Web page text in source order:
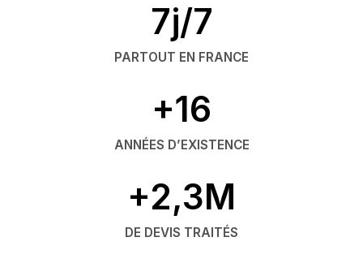
7j/7
PARTOUT EN FRANCE
+16
ANNÉES D’EXISTENCE
+2,3M
DE DEVIS TRAITÉS